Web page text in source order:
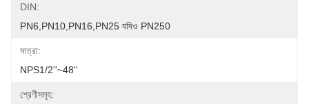
DIN:
PN6,PN10,PN16,PN25 যদিও PN250
মাত্রা:
NPS1/2''~48''
শ্রেণীসমূহ: